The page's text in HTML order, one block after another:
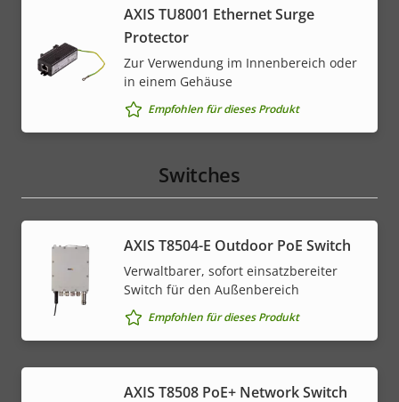
AXIS TU8001 Ethernet Surge
Protector
Zur Verwendung im Innenbereich oder
in einem Gehäuse
Empfohlen für dieses Produkt
Switches
AXIS T8504-E Outdoor PoE Switch
Verwaltbarer, sofort einsatzbereiter
Switch für den Außenbereich
Empfohlen für dieses Produkt
AXIS T8508 PoE+ Network Switch